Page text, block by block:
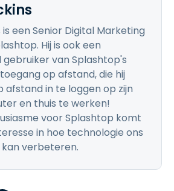
een Senior Digital Marketing
Hij is ook een
van Splashtop's
op afstand, die hij
afstand in te loggen op zijn
en thuis te werken!
voor Splashtop komt
in hoe technologie ons
verbeteren.